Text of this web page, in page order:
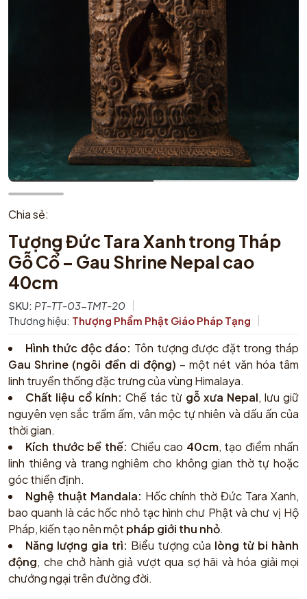
Chia sẻ:
Tượng Đức Tara Xanh trong Tháp
Gỗ Cổ – Gau Shrine Nepal cao
40cm
SKU: PT-TT-03-TMT-20
Thương hiệu: Thượng Phẩm Phật Giáo Pháp Tạng
Hình thức độc đáo: Tôn tượng được đặt trong tháp
Gau Shrine (ngôi đền di động) – một nét văn hóa tâm
linh truyền thống đặc trưng của vùng Himalaya.
Chất liệu cổ kính: Chế tác từ gỗ xưa Nepal, lưu giữ
nguyên vẹn sắc trầm ấm, vân mộc tự nhiên và dấu ấn của
thời gian.
Kích thước bề thế: Chiều cao 40cm, tạo điểm nhấn
linh thiêng và trang nghiêm cho không gian thờ tự hoặc
góc thiền định.
Nghệ thuật Mandala: Hốc chính thờ Đức Tara Xanh,
bao quanh là các hốc nhỏ tạc hình chư Phật và chư vị Hộ
Pháp, kiến tạo nên một pháp giới thu nhỏ.
Năng lượng gia trì: Biểu tượng của lòng từ bi hành
động, che chở hành giả vượt qua sợ hãi và hóa giải mọi
chướng ngại trên đường đời.